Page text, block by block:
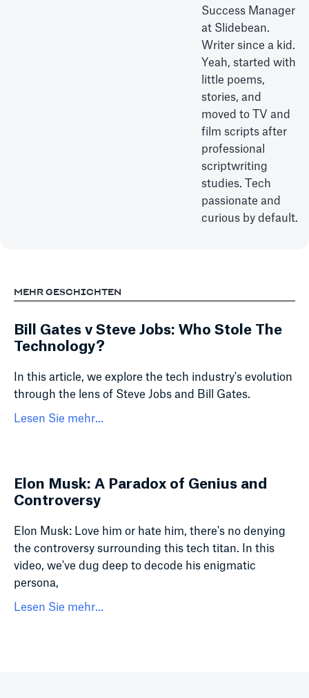
Success Manager
at Slidebean.
Writer since a kid.
Yeah, started with
little poems,
stories, and
moved to TV and
film scripts after
professional
scriptwriting
studies. Tech
passionate and
curious by default.
MEHR GESCHICHTEN
Bill Gates v Steve Jobs: Who Stole The
Technology?
In this article, we explore the tech industry's evolution
through the lens of Steve Jobs and Bill Gates.
Lesen Sie mehr...
Elon Musk: A Paradox of Genius and
Controversy
Elon Musk: Love him or hate him, there's no denying
the controversy surrounding this tech titan. In this
video, we've dug deep to decode his enigmatic
persona,
Lesen Sie mehr...